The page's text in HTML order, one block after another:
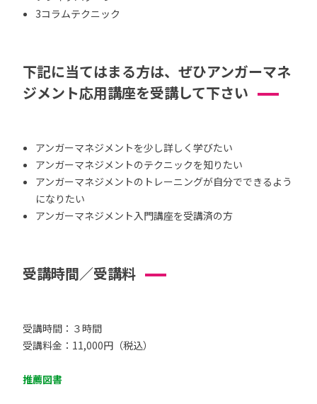
3コラムテクニック
下記に当てはまる方は、ぜひアンガーマネ
ジメント応用講座を受講して下さい
アンガーマネジメントを少し詳しく学びたい
アンガーマネジメントのテクニックを知りたい
アンガーマネジメントのトレーニングが自分でできるよう
になりたい
アンガーマネジメント入門講座を受講済の方
受講時間／受講料
受講時間：３時間
受講料金：11,000円（税込）
推薦図書